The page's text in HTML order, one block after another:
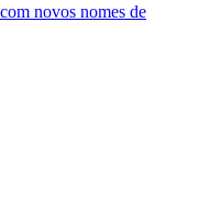
novos nomes de